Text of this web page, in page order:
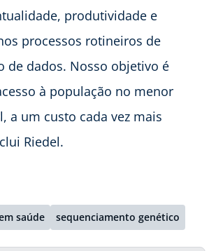
produtividade e
processos rotineiros de
de dados. Nosso objetivo é
à população no menor
a um custo cada vez mais
Riedel.
saúde sequenciamento genético